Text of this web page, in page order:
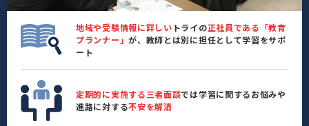
地域や受験情報に詳しい トライの正社員である「教育
プランナー」が、教師とは別に担任として学習をサポ
ート
定期的に実施する三者面談では学習に関するお悩みや
進路に対する不安を解消